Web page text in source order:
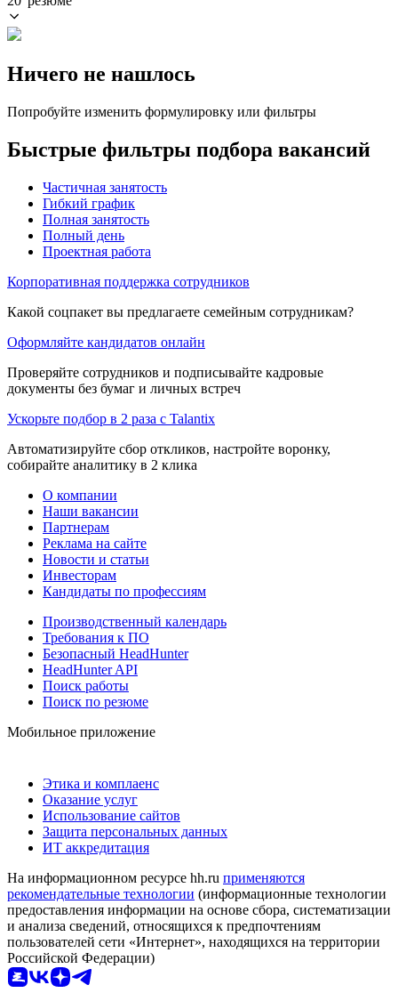
Ничего не нашлось
Попробуйте изменить формулировку или фильтры
Быстрые фильтры подбора вакансий
Частичная занятость
Гибкий график
Полная занятость
Полный день
Проектная работа
Корпоративная поддержка сотрудников
Какой соцпакет вы предлагаете семейным сотрудникам?
Оформляйте кандидатов онлайн
Проверяйте сотрудников и подписывайте кадровые
документы без бумаг и личных встреч
Ускорьте подбор в 2 раза с Talantix
Автоматизируйте сбор откликов, настройте воронку,
собирайте аналитику в 2 клика
О компании
Наши вакансии
Партнерам
Реклама на сайте
Новости и статьи
Инвесторам
Кандидаты по профессиям
Производственный календарь
Требования к ПО
Безопасный HeadHunter
HeadHunter API
Поиск работы
Поиск по резюме
Мобильное приложение
Этика и комплаенс
Оказание услуг
Использование сайтов
Защита персональных данных
ИТ аккредитация
На информационном ресурсе hh.ru применяются
рекомендательные технологии (информационные технологии
предоставления информации на основе сбора, систематизации
и анализа сведений, относящихся к предпочтениям
пользователей сети «Интернет», находящихся на территории
Российской Федерации)